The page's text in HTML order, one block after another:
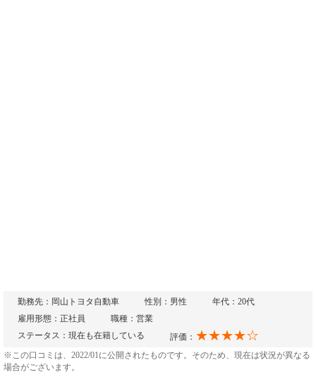
勤務先：岡山トヨタ自動車 性別：男性
年代：20代
雇用形態：正社員
職種：営業
ステータス：現在も在籍している
評価： ★★★★☆
※この口コミは、2022/01に公開されたものです。そのため、現在は状況が異なる
場合がございます。